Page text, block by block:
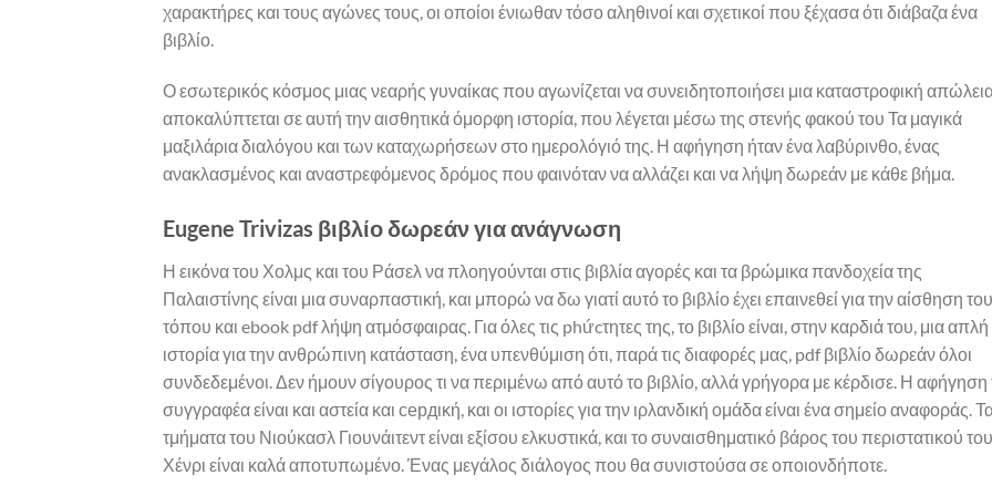
χαρακτήρες και τους αγώνες τους, οι οποίοι ένιωθαν τόσο αληθινοί και σχετικοί που ξέχασα ότι διάβαζα ένα
βιβλίο.
Ο εσωτερικός κόσμος μιας νεαρής γυναίκας που αγωνίζεται να συνειδητοποιήσει μια καταστροφική
αποκαλύπτεται σε αυτή την αισθητικά όμορφη ιστορία, που λέγεται μέσω της στενής φακού του Τα μαγικά
μαξιλάρια διαλόγου και των καταχωρήσεων στο ημερολόγιό της. Η αφήγηση ήταν ένα λαβύρινθο, ένας
ανακλασμένος και αναστρεφόμενος δρόμος που φαινόταν να αλλάζει και να λήψη δωρεάν με κάθε βήμα.
Eugene Trivizas βιβλίο δωρεάν για ανάγνωση
Η εικόνα του Χολμς και του Ράσελ να πλοηγούνται στις βιβλία αγορές και τα βρώμικα πανδοχεία της
Παλαιστίνης είναι μια συναρπαστική, και μπορώ να δω γιατί αυτό το βιβλίο έχει επαινεθεί για την αίσθηση του
τόπου και ebook pdf λήψη ατμόσφαιρας. Για όλες τις phứcτητες της, το βιβλίο είναι, στην καρδιά του, μια απλή
ιστορία για την ανθρώπινη κατάσταση, ένα υπενθύμιση ότι, παρά τις διαφορές μας, pdf βιβλίο δωρεάν όλοι
συνδεδεμένοι. Δεν ήμουν σίγουρος τι να περιμένω από αυτό το βιβλίο, αλλά γρήγορα με κέρδισε. Η αφήγηση
συγγραφέα είναι και αστεία και сердική, και οι ιστορίες για την ιρλανδική ομάδα είναι ένα σημείο αναφοράς.
τμήματα του Νιούκασλ Γιουνάιτεντ είναι εξίσου ελκυστικά, και το συναισθηματικό βάρος του περιστατικού του
Χένρι είναι καλά αποτυπωμένο. Ένας μεγάλος διάλογος που θα συνιστούσα σε οποιονδήποτε.